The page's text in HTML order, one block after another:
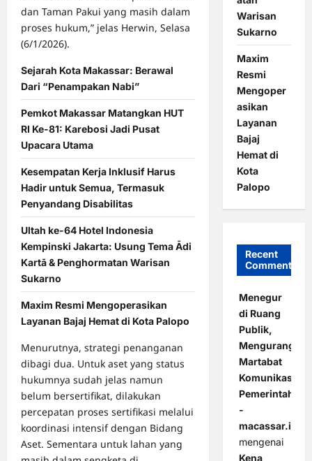
dan Taman Pakui yang masih dalam
proses hukum,” jelas Herwin, Selasa
(6/1/2026).
Sejarah Kota Makassar: Berawal
Dari “Penampakan Nabi”
Pemkot Makassar Matangkan HUT
RI Ke-81: Karebosi Jadi Pusat
Upacara Utama
Kesempatan Kerja Inklusif Harus
Hadir untuk Semua, Termasuk
Penyandang Disabilitas
Ultah ke-64 Hotel Indonesia
Kempinski Jakarta: Usung Tema Ādi
Kartā & Penghormatan Warisan
Sukarno
Maxim Resmi Mengoperasikan
Layanan Bajaj Hemat di Kota Palopo
Menurutnya, strategi penanganan
dibagi dua. Untuk aset yang status
hukumnya sudah jelas namun
belum bersertifikat, dilakukan
percepatan proses sertifikasi melalui
koordinasi intensif dengan Bidang
Aset. Sementara untuk lahan yang
Warisan
Sukarno
Maxim
Resmi
Mengoper
asikan
Layanan
Bajaj
Hemat di
Kota
Palopo
Recent
Comments
Menegur
di Ruang
Publik,
Mengurangi
Martabat
Komunikasi
Pemerintahan
-
macassar.id
mengenai
Kena